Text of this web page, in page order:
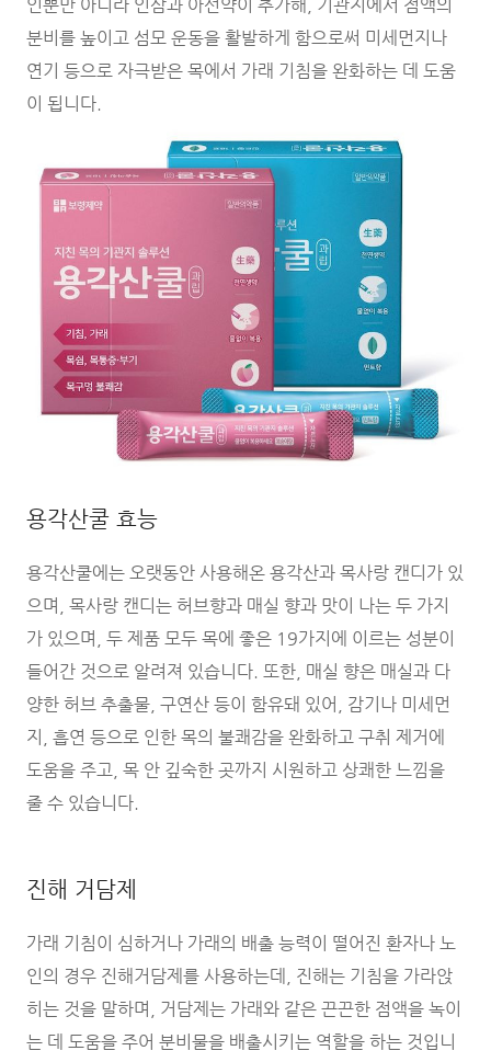
인뿐만 아니라 인삼과 아선약이 추가해, 기관지에서 점액의
분비를 높이고 섬모 운동을 활발하게 함으로써 미세먼지나
연기 등으로 자극받은 목에서 가래 기침을 완화하는 데 도움
이 됩니다.
용각산쿨 효능
용각산쿨에는 오랫동안 사용해온 용각산과 목사랑 캔디가 있
으며, 목사랑 캔디는 허브향과 매실 향과 맛이 나는 두 가지
가 있으며, 두 제품 모두 목에 좋은 19가지에 이르는 성분이
들어간 것으로 알려져 있습니다. 또한, 매실 향은 매실과 다
양한 허브 추출물, 구연산 등이 함유돼 있어, 감기나 미세먼
지, 흡연 등으로 인한 목의 불쾌감을 완화하고 구취 제거에
도움을 주고, 목 안 깊숙한 곳까지 시원하고 상쾌한 느낌을
줄 수 있습니다.
진해 거담제
가래 기침이 심하거나 가래의 배출 능력이 떨어진 환자나 노
인의 경우 진해거담제를 사용하는데, 진해는 기침을 가라앉
히는 것을 말하며, 거담제는 가래와 같은 끈끈한 점액을 녹이
는 데 도움을 주어 분비물을 배출시키는 역할을 하는 것입니